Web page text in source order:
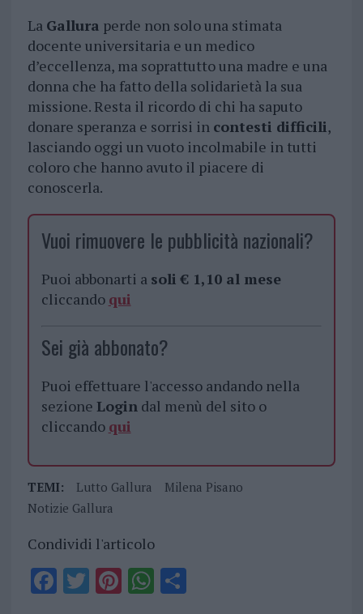
La Gallura perde non solo una stimata
docente universitaria e un medico
d’eccellenza, ma soprattutto una madre e una
donna che ha fatto della solidarietà la sua
missione. Resta il ricordo di chi ha saputo
donare speranza e sorrisi in contesti difficili,
lasciando oggi un vuoto incolmabile in tutti
coloro che hanno avuto il piacere di
conoscerla.
Vuoi rimuovere le pubblicità nazionali?
Puoi abbonarti a soli € 1,10 al mese
cliccando qui
Sei già abbonato?
Puoi effettuare l'accesso andando nella
sezione Logindal menù del sito o
cliccando qui
TEMI: Lutto Gallura
Milena Pisano
Notizie Gallura
Condividi l'articolo
F T PiWS